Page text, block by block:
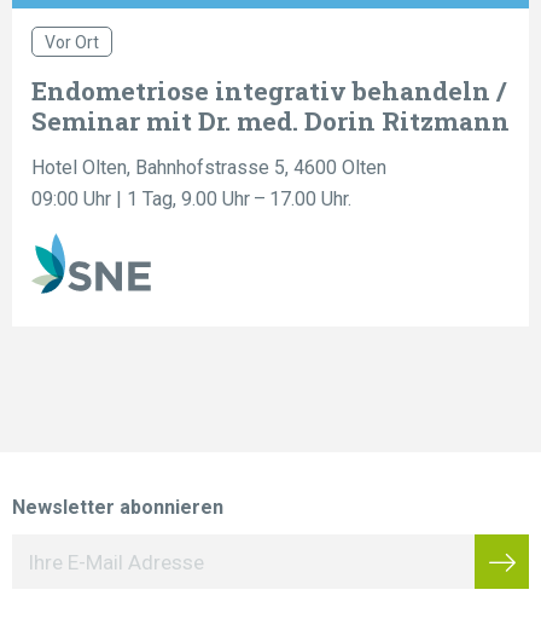
Vor Ort
Endometriose integrativ behandeln /
Seminar mit Dr. med. Dorin Ritzmann
Hotel Olten, Bahnhofstrasse 5, 4600 Olten
09:00 Uhr | 1 Tag, 9.00 Uhr – 17.00 Uhr.
Newsletter abonnieren